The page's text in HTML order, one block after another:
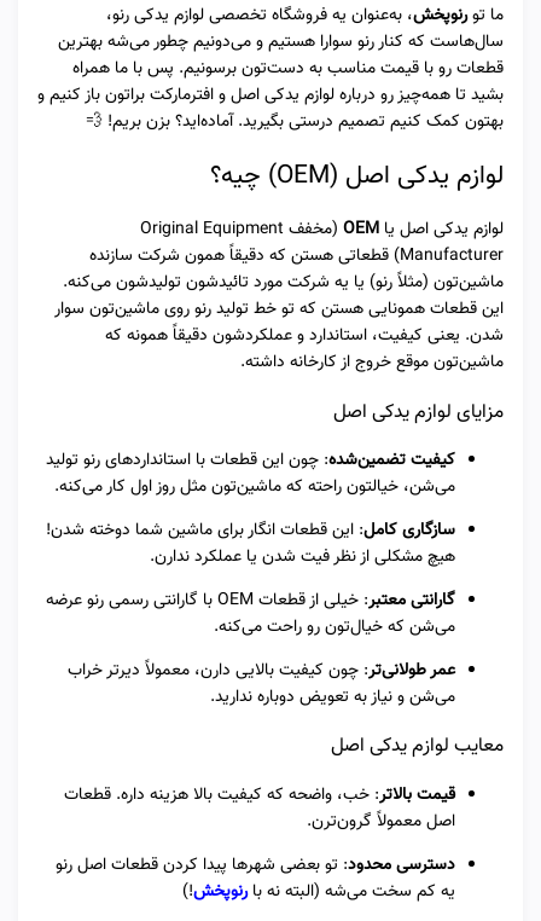
ما تورنوپخش، به‌عنوان یه فروشگاه تخصصی لوازم یدکی رنو،
سال‌هاست که کنار رنو سوارا هستیم و می‌دونیم چطور می‌شه بهترین
قطعات رو با قیمت مناسب به دست‌تون برسونیم. پس با ما همراه
بشید تا همه‌چیز رو درباره لوازم یدکی اصل و افترمارکت براتون باز کنیم و
بهتون کمک کنیم تصمیم درستی بگیرید. آماده‌اید؟ بزن بریم! 💨
لوازم یدکی اصل (OEM) چیه؟
لوازم یدکی اصل یا OEM
(مخفف Original Equipment
Manufacturer) قطعاتی هستن که دقیقاً همون شرکت سازنده
ماشین‌تون (مثلاً رنو) یا یه شرکت مورد تائیدشون تولیدشون می‌کنه.
این قطعات همونایی هستن که تو خط تولید رنو روی ماشین‌تون سوار
شدن. یعنی کیفیت، استاندارد و عملکردشون دقیقاً همونه که
ماشین‌تون موقع خروج از کارخانه داشته.
مزایای لوازم یدکی اصل
کیفیت تضمین‌شده: چون این قطعات با استانداردهای رنو تولید
می‌شن، خیالتون راحته که ماشین‌تون مثل روز اول کار می‌کنه.
سازگاری کامل: این قطعات انگار برای ماشین شما دوخته شدن!
هیچ مشکلی از نظر فیت شدن یا عملکرد ندارن.
گارانتی معتبر
: خیلی از قطعات OEM با گارانتی رسمی رنو عرضه
می‌شن که خیال‌تون رو راحت می‌کنه.
عمر طولانی‌تر: چون کیفیت بالایی دارن، معمولاً دیرتر خراب
می‌شن و نیاز به تعویض دوباره ندارید.
معایب لوازم یدکی اصل
قیمت بالاتر: خب، واضحه که کیفیت بالا هزینه داره. قطعات
اصل معمولاً گرون‌ترن.
دسترسی محدود: تو بعضی شهرها پیدا کردن قطعات اصل رنو
یه کم سخت می‌شه (البته نه بارنوپخش!)